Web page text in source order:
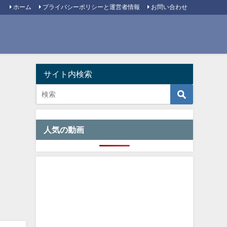
ホーム プライバシーポリシーと運営者情報 お問い合わせ
サイト内検索
人気の動画